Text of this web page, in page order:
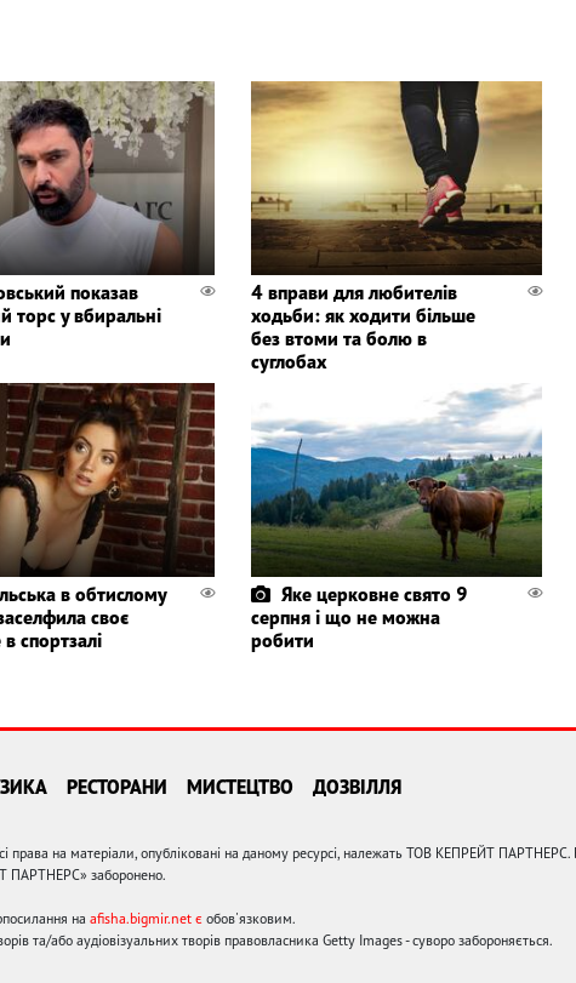
показав
торс у вбиральні
4 вправи для любителів
ходьби: як ходити більше
без втоми та болю в
суглобах
в обтислому
своє
спортзалі
Яке церковне свято 9
серпня і що не можна
робити
РЕСТОРАНИ МИСТЕЦТВО ДОЗВІЛЛЯ
на матеріали, опубліковані на даному ресурсі, належать ТОВ КЕПРЕЙТ ПАРТНЕРС.
ПАРТНЕРС» заборонено.
на afisha.bigmir.net є обов'язковим.
та/або аудіовізуальних творів правовласника Getty Images - суворо забороняється.